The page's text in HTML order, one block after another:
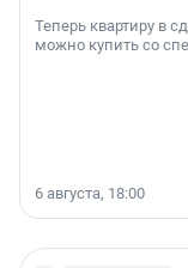
Теперь квартиру в
можно купить со
6 августа, 18:00